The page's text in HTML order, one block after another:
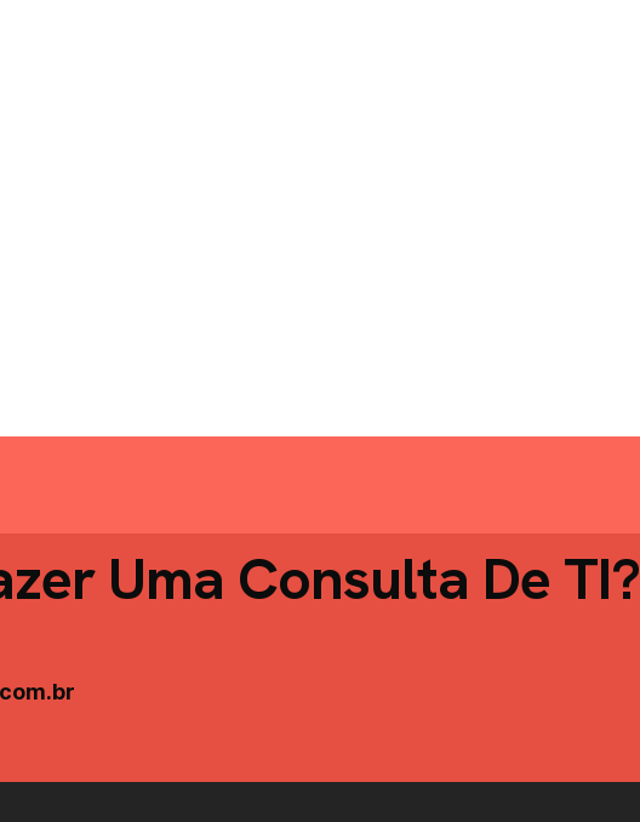
Uma Consulta De TI?